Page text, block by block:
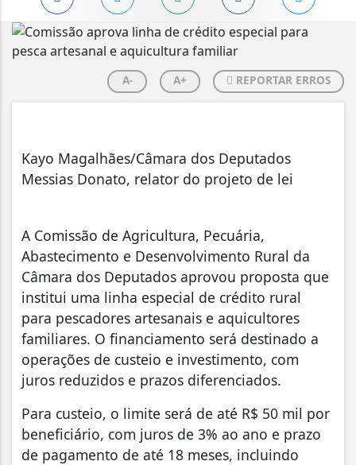
A- A+ REPORTAR ERROS
Kayo Magalhães/Câmara dos Deputados
Messias Donato, relator do projeto de lei
A Comissão de Agricultura, Pecuária,
Abastecimento e Desenvolvimento Rural da
Câmara dos Deputados aprovou proposta que
institui uma linha especial de crédito rural
para pescadores artesanais e aquicultores
familiares. O financiamento será destinado a
operações de custeio e investimento, com
juros reduzidos e prazos diferenciados.
Para custeio, o limite será de até R$ 50 mil por
beneficiário, com juros de 3% ao ano e prazo
de pagamento de até 18 meses, incluindo